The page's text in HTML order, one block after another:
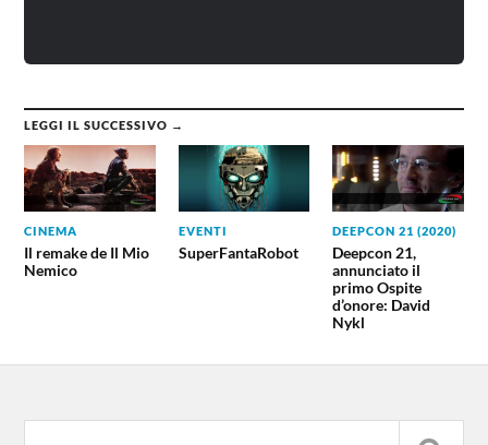
LEGGI IL SUCCESSIVO →
CINEMA
Il remake de Il Mio
Nemico
EVENTI
SuperFantaRobot
DEEPCON 21 (2020)
Deepcon 21,
annunciato il
primo Ospite
d’onore: David
Nykl